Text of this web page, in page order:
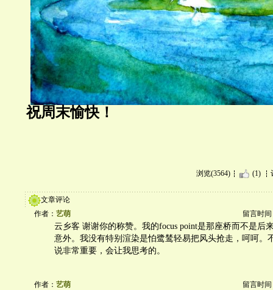
祝周末愉快！
浏览(3564) (1)
文章评论
作者： 艺萌 留言时间
云乡客 谢谢你的称赞。我的focus point是那座桥而不是后
意外。我没有特别渲染是怕鹭鸶轻易把风头抢走，呵呵。
说非常重要，会让我思考的。
作者： 艺萌 留言时间